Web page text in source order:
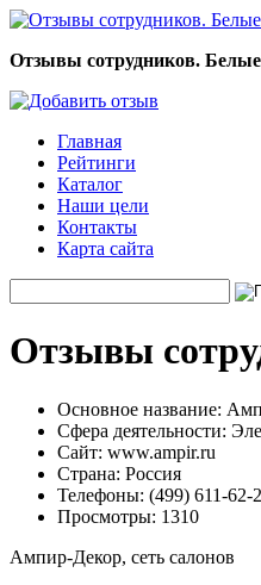
Отзывы сотрудников. Белые
Главная
Рейтинги
Каталог
Наши цели
Контакты
Карта сайта
Отзывы
Основное название:
Сфера деятельности:
Сайт: www.ampir.ru
Страна: Россия
Телефоны: (499) 611-62-
Просмотры: 1310
Ампир-Декор, сеть салонов